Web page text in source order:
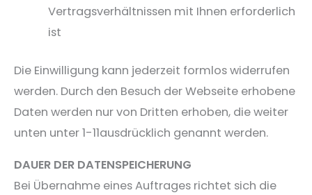
Vertragsverhältnissen mit Ihnen erforderlich
ist
Die Einwilligung kann jederzeit formlos widerrufen
werden. Durch den Besuch der Webseite erhobene
Daten werden nur von Dritten erhoben, die weiter
unten unter 1-11ausdrücklich genannt werden.
DAUER DER DATENSPEICHERUNG
Bei Übernahme eines Auftrages richtet sich die